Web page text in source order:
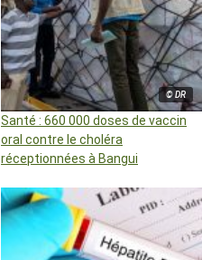
© DR
Santé : 660 000 doses de vaccin
oral contre le choléra
réceptionnées à Bangui